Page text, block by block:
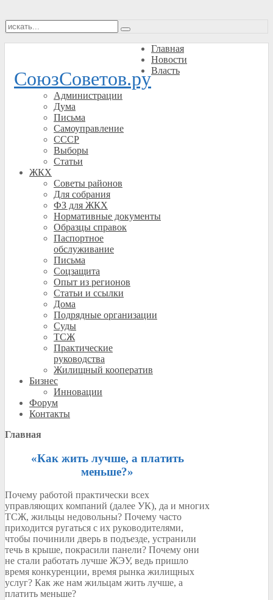
СоюзСоветов.ру
Главная
Новости
Власть
Администрации
Дума
Письма
Самоуправление
СССР
Выборы
Статьи
ЖКХ
Советы районов
Для собрания
ФЗ для ЖКХ
Нормативные документы
Образцы справок
Паспортное
обслуживание
Письма
Соцзащита
Опыт из регионов
Статьи и ссылки
Дома
Подрядные организации
Суды
ТСЖ
Практические
руководства
Жилищный кооператив
Бизнес
Инновации
Форум
Контакты
Главная
«Как жить лучше, а платить
меньше?»
Почему работой практически всех
управляющих компаний (далее УК), да и многих
ТСЖ, жильцы недовольны? Почему часто
приходится ругаться с их руководителями,
чтобы починили дверь в подъезде, устранили
течь в крыше, покрасили панели? Почему они
не стали работать лучше ЖЭУ, ведь пришло
время конкуренции, время рынка жилищных
услуг? Как же нам жильцам жить лучше, а
платить меньше?